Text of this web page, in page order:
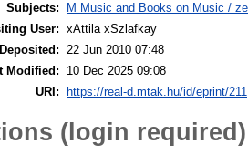
Subjects:
M Music and Books on Music /
User: xAttila xSzlafkay
22 Jun 2010 07:48
Modified:
10 Dec 2025 09:08
URI:
https://real-d.mtak.hu/id/eprint/211
(login required)